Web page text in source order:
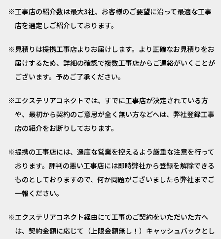
工事店の紹介数は最大3社、お客様のご要望に沿って最適な工事
店を選定しご紹介しております。
見積りは提携工事店よりお届けします。より正確なお見積りをお
届けするため、詳細の確認で複数工事店からご連絡がいくことが
ございます。予めご了承ください。
エクステリアコネクトでは、すでに工事店が決定されている方
や、最初から契約のご意思が全く無い方などへは、弊社登録工事
店の紹介をお断りしております。
提携の工事店には、過度な営業を控えるよう厳重な注意を行って
おります。評判の悪い工事店には即時弊社から登録を解除できる
ものとしておりますので、何か問題がございましたら弊社までご
一報ください。
エクステリアコネクト経由にて工事のご契約をいただいた方へ
は、契約金額に応じて（上限金額無し！）キャッシュバックとし